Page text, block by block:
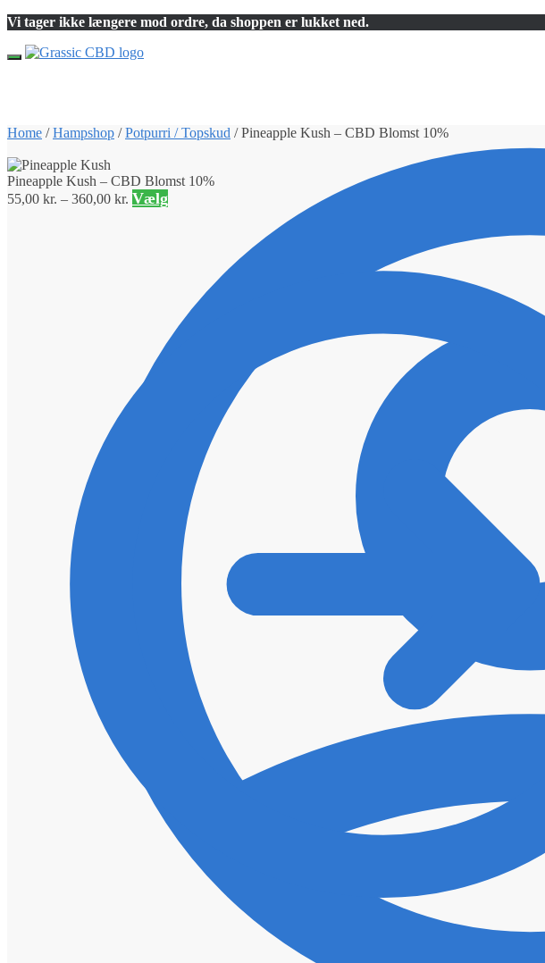
Skip
navigation
Skip
content
Vi tager ikke længere mod ordre, da shoppen er lukket ned.
Home /Hampshop /Potpurri / Topskud /Pineapple Kush – CBD Blomst 10%
Pineapple Kush – CBD Blomst 10%
55,00 kr. – 360,00 kr. Vælg